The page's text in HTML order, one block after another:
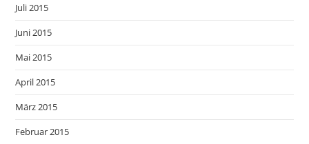
Juli 2015
Juni 2015
Mai 2015
April 2015
März 2015
Februar 2015